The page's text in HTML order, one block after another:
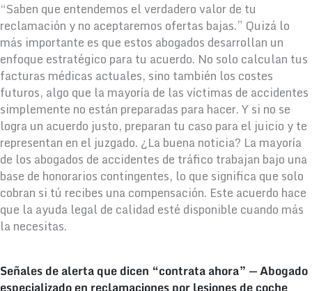
“Saben que entendemos el verdadero valor de tu
reclamación y no aceptaremos ofertas bajas.” Quizá lo
más importante es que estos abogados desarrollan un
enfoque estratégico para tu acuerdo. No solo calculan tus
facturas médicas actuales, sino también los costes
futuros, algo que la mayoría de las víctimas de accidentes
simplemente no están preparadas para hacer. Y si no se
logra un acuerdo justo, preparan tu caso para el juicio y te
representan en el juzgado. ¿La buena noticia? La mayoría
de los abogados de accidentes de tráfico trabajan bajo una
base de honorarios contingentes, lo que significa que solo
cobran si tú recibes una compensación. Este acuerdo hace
que la ayuda legal de calidad esté disponible cuando más
la necesitas.
Señales de alerta que dicen “contrata ahora” — Abogado
especializado en reclamaciones por lesiones de coche